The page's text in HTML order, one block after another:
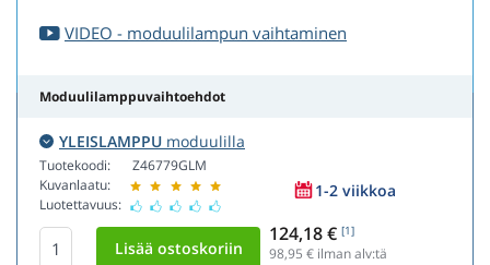
VIDEO - moduulilampun vaihtaminen
Moduulilamppuvaihtoehdot
YLEISLAMPPU moduulilla
Tuotekoodi:
Kuvanlaatu:
Luotettavuus:
Z46779GLM
1-2 viikkoa
124,18 € [1]
98,95 € ilman alv:tä